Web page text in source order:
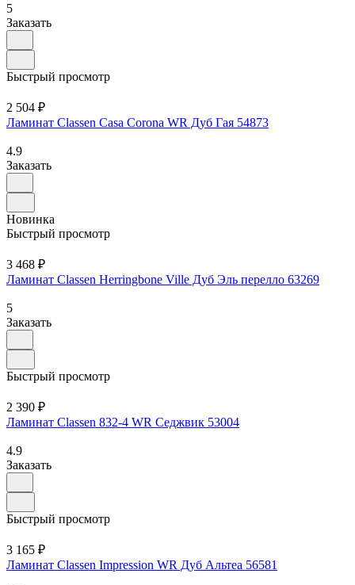
5
Заказать
Быстрый просмотр
2 504 ₽
Ламинат Classen Casa Corona WR Дуб Гая 54873
4.9
Заказать
Новинка
Быстрый просмотр
3 468 ₽
Ламинат Classen Herringbone Ville Дуб Эль перелло 63269
5
Заказать
Быстрый просмотр
2 390 ₽
Ламинат Classen 832-4 WR Седжвик 53004
4.9
Заказать
Быстрый просмотр
3 165 ₽
Ламинат Classen Impression WR Дуб Альтеа 56581